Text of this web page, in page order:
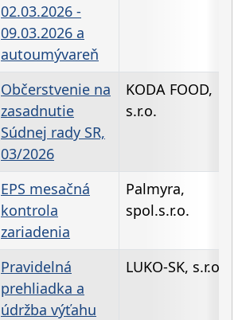
02.03.2026 -
09.03.2026 a
autoumývareň
Občerstvenie na
zasadnutie
Súdnej rady SR,
03/2026
KODA FOOD,
s.r.o.
EPS mesačná
kontrola
zariadenia
Palmyra,
spol.s.r.o.
Pravidelná
prehliadka a
údržba výťahu
LUKO-SK, s.r.o.